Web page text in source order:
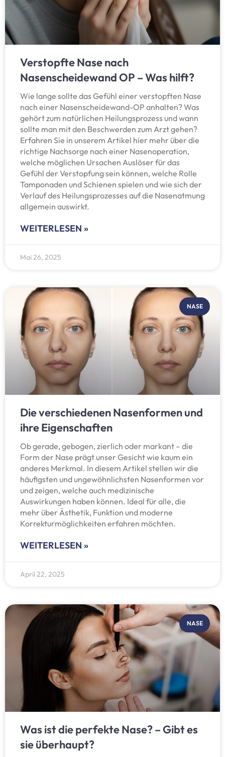
Verstopfte Nase nach
Nasenscheidewand OP – Was hilft?
Wie lange sollte das Gefühl einer verstopften Nase
nach einer Nasenscheidewand-OP anhalten? Was
gehört zum natürlichen Heilungsprozess und wann
sollte man mit den Beschwerden zum Arzt gehen?
Erfahren Sie in unserem Artikel hier mehr über die
richtige Nachsorge nach einer Nasenoperation,
welche möglichen Ursachen Auslöser für das
Gefühl der Verstopfung sein können, welche Rolle
Tamponaden und Schienen spielen und wie sich der
Verlauf des Heilungsprozesses auf die Nasenatmung
allgemein auswirkt.
WEITERLESEN »
Mai 26, 2025
NASE
Die verschiedenen Nasenformen und
ihre Eigenschaften
Ob gerade, gebogen, zierlich oder markant – die
Form der Nase prägt unser Gesicht wie kaum ein
anderes Merkmal. In diesem Artikel stellen wir die
häufigsten und ungewöhnlichsten Nasenformen vor
und zeigen, welche auch medizinische
Auswirkungen haben können. Ideal für alle, die
mehr über Ästhetik, Funktion und moderne
Korrekturmöglichkeiten erfahren möchten.
WEITERLESEN »
April 22, 2025
NASE
Was ist die perfekte Nase? – Gibt es
sie überhaupt?